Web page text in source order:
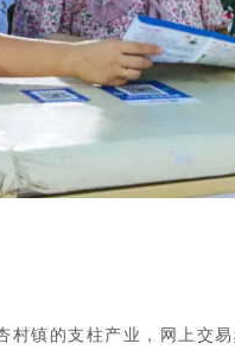
村镇的支柱产业，网上交